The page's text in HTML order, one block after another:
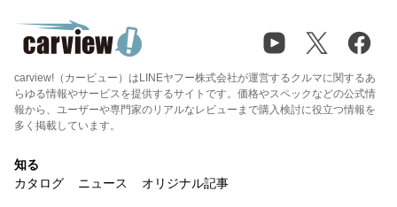
carview!（カービュー）はLINEヤフー株式会社が運営するクルマに関するあ
らゆる情報やサービスを提供するサイトです。価格やスペックなどの公式情
報から、ユーザーや専門家のリアルなレビューまで購入検討に役立つ情報を
多く掲載しています。
知る
カタログ
ニュース オリジナル記事